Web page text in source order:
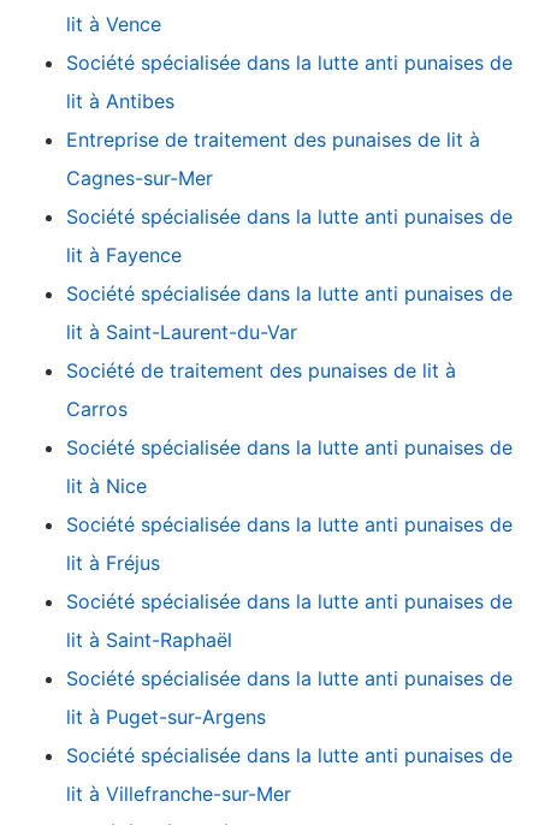
lit à Vence
Société spécialisée dans la lutte anti punaises de
lit à Antibes
Entreprise de traitement des punaises de lit à
Cagnes-sur-Mer
Société spécialisée dans la lutte anti punaises de
lit à Fayence
Société spécialisée dans la lutte anti punaises de
lit à Saint-Laurent-du-Var
Société de traitement des punaises de lit à
Carros
Société spécialisée dans la lutte anti punaises de
lit à Nice
Société spécialisée dans la lutte anti punaises de
lit à Fréjus
Société spécialisée dans la lutte anti punaises de
lit à Saint-Raphaël
Société spécialisée dans la lutte anti punaises de
lit à Puget-sur-Argens
Société spécialisée dans la lutte anti punaises de
lit à Villefranche-sur-Mer